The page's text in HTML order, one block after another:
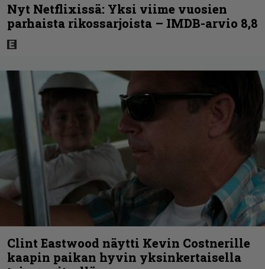
Nyt Netflixissä: Yksi viime vuosien
parhaista rikossarjoista – IMDB-arvio 8,8
Clint Eastwood näytti Kevin Costnerille
kaapin paikan hyvin yksinkertaisella